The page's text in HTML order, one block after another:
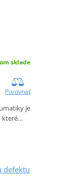
sklade
Porovnať
je
které…
defektu